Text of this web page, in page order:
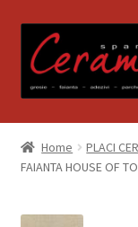
la
navigare
la
conținut
Prima pagină
Blog
Contact
Home PLACI
FAIANTA HOUSE OF